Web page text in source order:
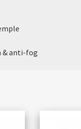
& anti-fog